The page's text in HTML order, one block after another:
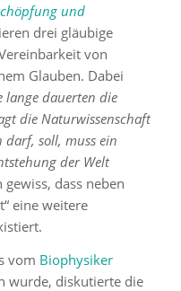
und
drei gläubige
von
Glauben. Dabei
lange dauerten die
die Naturwissenschaft
darf, soll, muss ein
der Welt
gewiss, dass neben
eine weitere
vom Biophysiker
wurde, diskutierte die